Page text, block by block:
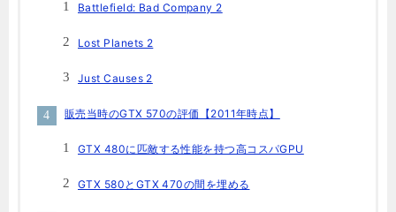
Battlefield: Bad Company 2
Lost Planets 2
Just Causes 2
販売当時のGTX 570の評価【2011年時点】
GTX 480に匹敵する性能を持つ高コスパGPU
GTX 580とGTX 470の間を埋める